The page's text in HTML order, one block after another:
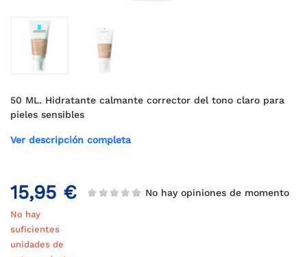
50 ML. Hidratante calmante corrector del tono claro para
pieles sensibles
Ver descripción completa
15,95 € No hay opiniones de momento
No hay
suficientes
unidades de